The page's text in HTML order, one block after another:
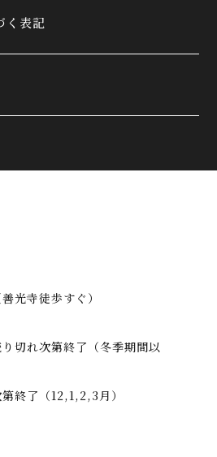
く表記
光寺徒歩すぐ）
切れ次第終了（冬季期間以
終了（12,1,2,3月）